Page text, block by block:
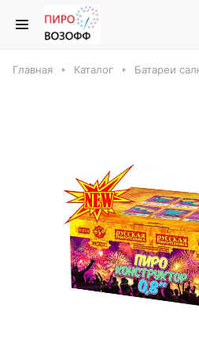
Главная Каталог Батареи